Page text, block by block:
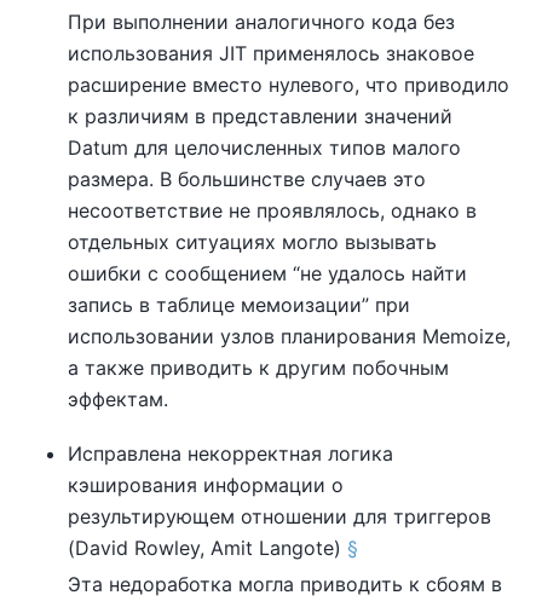
При выполнении аналогичного кода без
использования JIT применялось знаковое
расширение вместо нулевого, что приводило
к различиям в представлении значений
Datum для целочисленных типов малого
размера. В большинстве случаев это
несоответствие не проявлялось, однако в
отдельных ситуациях могло вызывать
ошибки с сообщением “не удалось найти
запись в таблице мемоизации” при
использовании узлов планирования Memoize,
а также приводить к другим побочным
эффектам.
Исправлена некорректная логика
кэширования информации о
результирующем отношении для триггеров
(David Rowley, Amit Langote) §
Эта недоработка могла приводить к сбоям в